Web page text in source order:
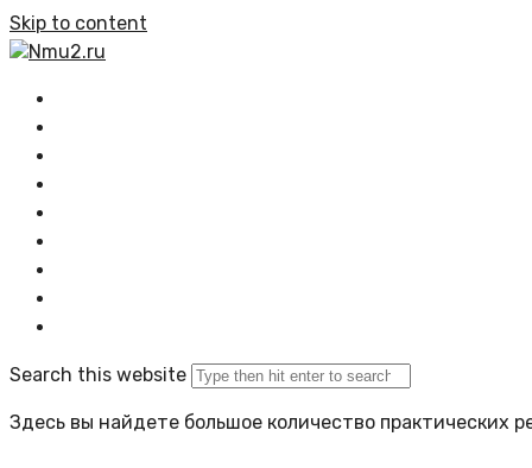
Skip to content
Nmu2.ru
Search this website
Здесь вы найдете большое количество практических